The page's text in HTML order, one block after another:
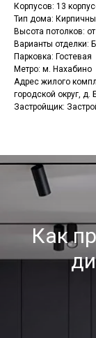
Корпусов: 13
Тип дома:
Высота потолков:
Варианты отделки:
Парковка: Гостевая
Метро: м. Нахабино
Адрес жилого
городской округ, д.
Застройщик:
Как